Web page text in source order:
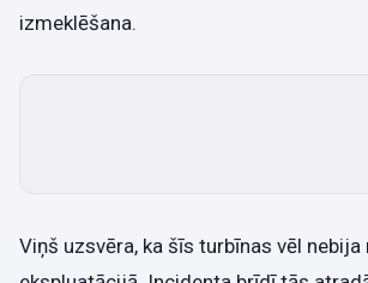
izmeklēšana.
Viņš uzsvēra, ka šīs turbīnas vēl